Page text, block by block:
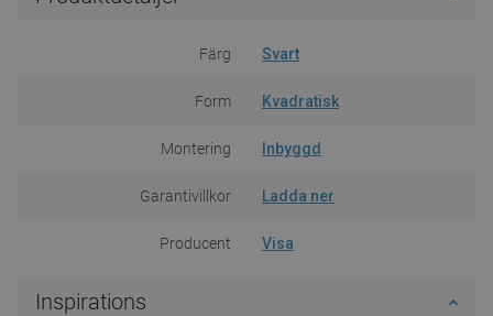
Färg Svart
Form Kvadratisk
Montering Inbyggd
Garantivillkor Ladda ner
Producent Visa
Inspirations